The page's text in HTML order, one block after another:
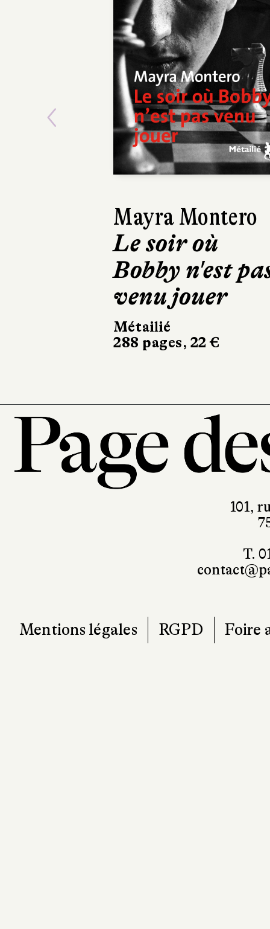
Víctor del Árbol
Le Temps des
bêtes féroces
Actes Sud
Previous
T.